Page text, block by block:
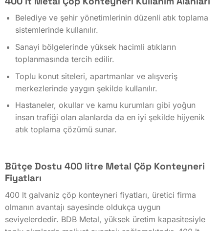
1100
Renk
Opsiyonel
Opsiyonel
Opsiyonel
Opsiyonel
Opsiyonel
Mevcut
Belediye ve şehir yönetimlerinin düzenli atık toplama
sistemlerinde kullanılır.
Sanayi bölgelerinde yüksek hacimli atıkların
toplanmasında tercih edilir.
Toplu konut siteleri, apartmanlar ve alışveriş
merkezlerinde yaygın şekilde kullanılır.
Hastaneler, okullar ve kamu kurumları gibi yoğun
insan trafiği olan alanlarda da en iyi şekilde hijyenik
atık toplama çözümü sunar.
Bütçe Dostu 400 litre Metal Çöp Konteyneri
Fiyatları
400 lt galvaniz çöp konteyneri fiyatları, üretici firma
olmanın avantajı sayesinde oldukça uygun
seviyelerdedir. BDB Metal, yüksek üretim kapasitesiyle